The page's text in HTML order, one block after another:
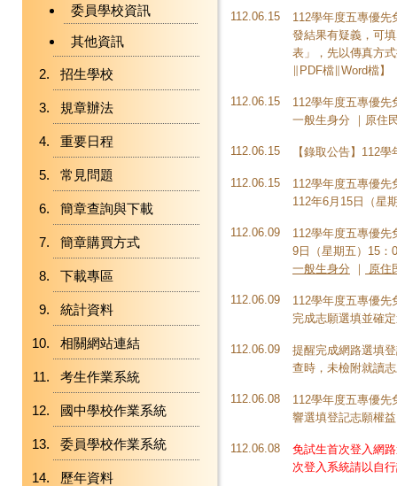
委員學校資訊
其他資訊
招生學校
規章辦法
重要日程
常見問題
簡章查詢與下載
簡章購買方式
下載專區
統計資料
相關網站連結
考生作業系統
國中學校作業系統
委員學校作業系統
歷年資料
112.06.15
112學年度五專優先
發結果有疑義，可
表」，先以傳真方
PDF檔 Word檔】
112.06.15
112學年度五專優先
一般生身分 ｜原住
112.06.15 【錄取公告】112
112.06.15
112學年度五專優先
112年6月15日（星
112.06.09
112學年度五專優先
9日（星期五）15：
一般生身分 ｜ 原住
112.06.09
112學年度五專優先
完成志願選填並確
112.06.09
提醒完成網路選填
查時，未檢附就讀
112.06.08
112學年度五專優
響選填登記志願權
112.06.08
免試生首次登入網
次登入系統請以自